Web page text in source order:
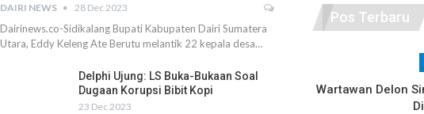
DAIRI NEWS 28 Dec 2023
Dairinews.co-Sidikalang Bupati Kabupaten Dairi Sumatera
Utara, Eddy Keleng Ate Berutu melantik 22 kepala desa…
Delphi Ujung: LS Buka-Bukaan Soal
Dugaan Korupsi Bibit Kopi
23 Dec 2023
Pos Terbaru
Wartawan Delon